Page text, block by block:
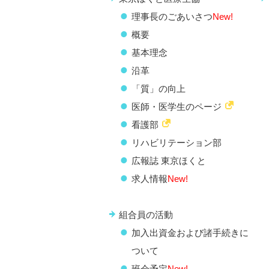
理事長のごあいさつNew!
概要
基本理念
沿革
「質」の向上
医師・医学生のページ
看護部
リハビリテーション部
広報誌 東京ほくと
求人情報New!
組合員の活動
加入出資金および諸手続きに
ついて